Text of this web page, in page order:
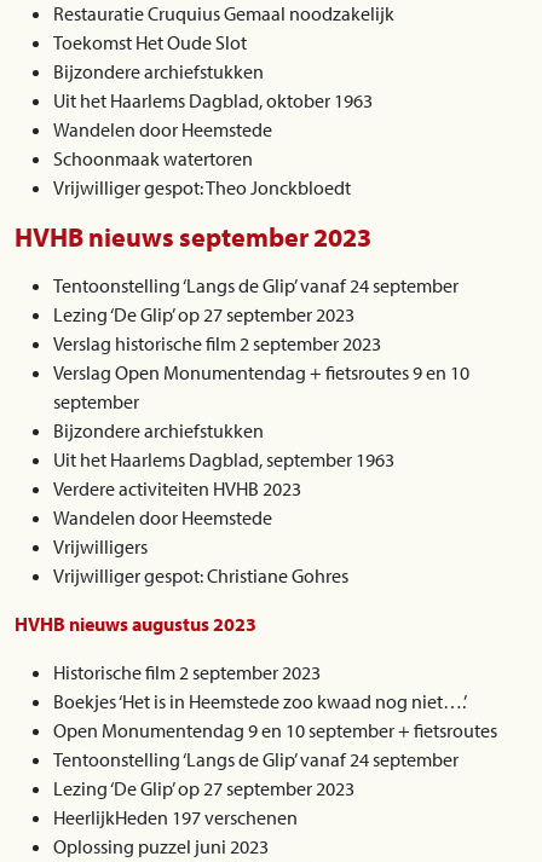
Restauratie Cruquius Gemaal noodzakelijk
Toekomst Het Oude Slot
Bijzondere archiefstukken
Uit het Haarlems Dagblad, oktober 1963
Wandelen door Heemstede
Schoonmaak watertoren
Vrijwilliger gespot: Theo Jonckbloedt
HVHB nieuws september 2023
Tentoonstelling ‘Langs de Glip’ vanaf 24 september
Lezing ‘De Glip’ op 27 september 2023
Verslag historische film 2 september 2023
Verslag Open Monumentendag + fietsroutes 9 en 10
september
Bijzondere archiefstukken
Uit het Haarlems Dagblad, september 1963
Verdere activiteiten HVHB 2023
Wandelen door Heemstede
Vrijwilligers
Vrijwilliger gespot: Christiane Gohres
HVHB nieuws augustus 2023
Historische film 2 september 2023
Boekjes ‘Het is in Heemstede zoo kwaad nog niet….’
Open Monumentendag 9 en 10 september + fietsroutes
Tentoonstelling ‘Langs de Glip’ vanaf 24 september
Lezing ‘De Glip’ op 27 september 2023
HeerlijkHeden 197 verschenen
Oplossing puzzel juni 2023